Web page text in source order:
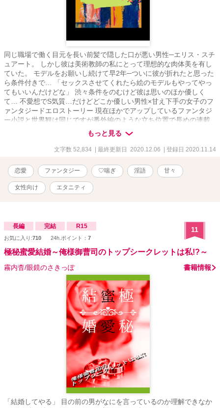
同じ職場で働く目元を長い前髪で隠した口が悪い男性─エリス・スチ
ュアート。 しかし彼は美術教師の私にとって理想的な肉体美を有し
ていた。 モデルをお願いし続けて早2年─ついに彼が折れたと思った
ら条件付きで… 「セックスさせてくれたら絵のモデルもやってやっ
てもいいんだけどな」 渋々条件をのむけど彼は思いのほか優しく
て… 不愛想でS気質…だけどどこか優しい男性×甘え下手の女子のフ
ァンタジードエロストーリー 現在ほかでアップしているファンタジ
ー小説と世界観は同じですが番外編のような立ち位置で長めの連載
作品です。 他作品も見なくとも大丈夫です。 ※R-18作品です 18
歳未満の方の閲覧はご遠慮ください 淫語・♡喘ぎ等ございます、苦
手な方はバックで！
もっと見る
文字数 52,834 | 最終更新日 2020.12.06 | 登録日 2020.11.14
恋愛 ファンタジー ♡喘ぎ 淫語 甘々
女性向け エタニティ
長編 完結 R15
お気に入り:710 24h.ポイント： 7
11
極秘蜜愛結婚～俺様御曹司のトップシークレットは私!?～
霧内杳/眼鏡のさきっぽ 書籍情報
「結婚してやる」 目の前の男がなにを言っているのか理解できなか